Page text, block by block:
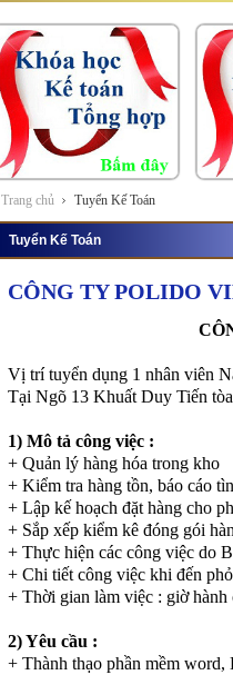
Trang chủ Tuyển Kế Toán
Tuyển Kế Toán
CÔNG TY POLIDO
Vị trí tuyển dụng 1 nhân viên
Tại Ngõ 13 Khuất Duy Tiến
1) Mô tả công việc :
+ Quản lý hàng hóa trong kho
+ Kiểm tra hàng tồn, báo cáo
+ Lập kế hoạch đặt hàng cho
+ Sắp xếp kiểm kê đóng gói
+ Thực hiện các công việc do
+ Chi tiết công việc khi đến
+ Thời gian làm việc : giờ hành
2) Yêu cầu :
+ Thành thạo phần mềm word,